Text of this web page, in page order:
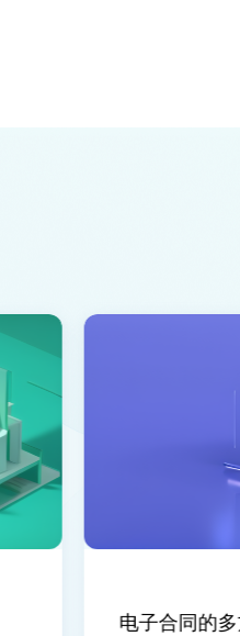
电子合同的多